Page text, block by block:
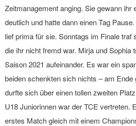
Zeitmanagement anging. Sie gewann ihr
deutlich und hatte dann einen Tag
lief prima für sie. Sonntags im Finale traf
die ihr nicht fremd war. Mirja und Sophia
Saison 2021 aufeinander. Es war ein
beiden schenkten sich nichts – am Ende
durfte sich über einen tollen zweiten
U18 Juniorinnen war der TCE vertreten.
erstes Match gleich mit einem